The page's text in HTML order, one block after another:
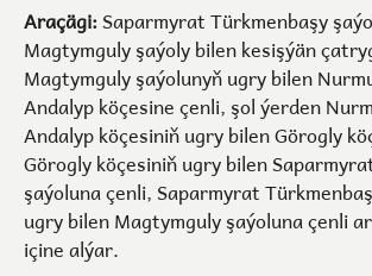
Araçägi:Saparmyrat Türkmenbaşy
Magtymguly şaýoly bilen kesişýän
Magtymguly şaýolunyň ugry bilen
Andalyp köçesine çenli, şol ýerden
Andalyp köçesiniň ugry bilen Görogly
Görogly köçesiniň ugry bilen
şaýoluna çenli, Saparmyrat
ugry bilen Magtymguly şaýoluna çenli
içine alýar.